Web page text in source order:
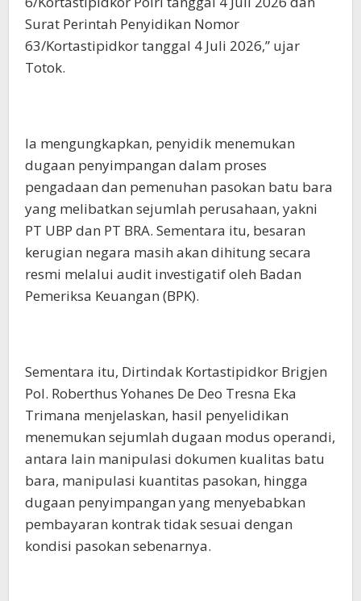
Surat Perintah Penyidikan Nomor
63/Kortastipidkor tanggal 4 Juli 2026,” ujar
Totok.
Ia mengungkapkan, penyidik menemukan
dugaan penyimpangan dalam proses
pengadaan dan pemenuhan pasokan batu bara
yang melibatkan sejumlah perusahaan, yakni
PT UBP dan PT BRA. Sementara itu, besaran
kerugian negara masih akan dihitung secara
resmi melalui audit investigatif oleh Badan
Pemeriksa Keuangan (BPK).
Sementara itu, Dirtindak Kortastipidkor Brigjen
Pol. Roberthus Yohanes De Deo Tresna Eka
Trimana menjelaskan, hasil penyelidikan
menemukan sejumlah dugaan modus operandi,
antara lain manipulasi dokumen kualitas batu
bara, manipulasi kuantitas pasokan, hingga
dugaan penyimpangan yang menyebabkan
pembayaran kontrak tidak sesuai dengan
kondisi pasokan sebenarnya.